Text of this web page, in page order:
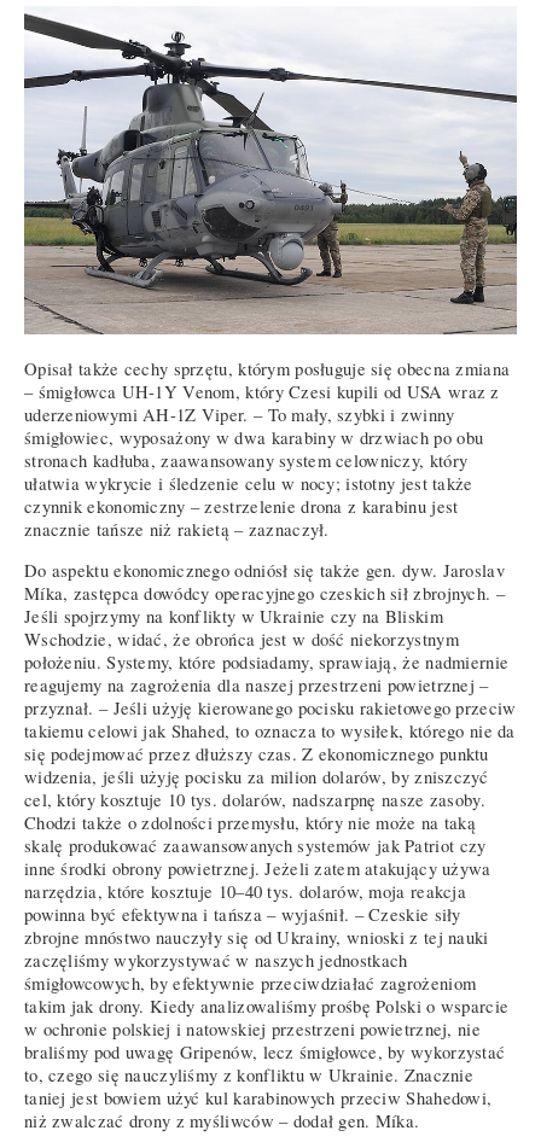
Opisał także cechy sprzętu, którym posługuje się obecna zmiana
– śmigłowca UH-1Y Venom, który Czesi kupili od USA wraz z
uderzeniowymi AH-1Z Viper. – To mały, szybki i zwinny
śmigłowiec, wyposażony w dwa karabiny w drzwiach po obu
stronach kadłuba, zaawansowany system celowniczy, który
ułatwia wykrycie i śledzenie celu w nocy; istotny jest także
czynnik ekonomiczny – zestrzelenie drona z karabinu jest
znacznie tańsze niż rakietą – zaznaczył.
Do aspektu ekonomicznego odniósł się także gen. dyw. Jaroslav
Míka, zastępca dowódcy operacyjnego czeskich sił zbrojnych. –
Jeśli spojrzymy na konflikty w Ukrainie czy na Bliskim
Wschodzie, widać, że obrońca jest w dość niekorzystnym
położeniu. Systemy, które podsiadamy, sprawiają, że nadmiernie
reagujemy na zagrożenia dla naszej przestrzeni powietrznej –
przyznał. – Jeśli użyję kierowanego pocisku rakietowego przeciw
takiemu celowi jak Shahed, to oznacza to wysiłek, którego nie da
się podejmować przez dłuższy czas. Z ekonomicznego punktu
widzenia, jeśli użyję pocisku za milion dolarów, by zniszczyć
cel, który kosztuje 10 tys. dolarów, nadszarpnę nasze zasoby.
Chodzi także o zdolności przemysłu, który nie może na taką
skalę produkować zaawansowanych systemów jak Patriot czy
inne środki obrony powietrznej. Jeżeli zatem atakujący używa
narzędzia, które kosztuje 10–40 tys. dolarów, moja reakcja
powinna być efektywna i tańsza – wyjaśnił. – Czeskie siły
zbrojne mnóstwo nauczyły się od Ukrainy, wnioski z tej nauki
zaczęliśmy wykorzystywać w naszych jednostkach
śmigłowcowych, by efektywnie przeciwdziałać zagrożeniom
takim jak drony. Kiedy analizowaliśmy prośbę Polski o wsparcie
w ochronie polskiej i natowskiej przestrzeni powietrznej, nie
braliśmy pod uwagę Gripenów, lecz śmigłowce, by wykorzystać
to, czego się nauczyliśmy z konfliktu w Ukrainie. Znacznie
taniej jest bowiem użyć kul karabinowych przeciw Shahedowi,
niż zwalczać drony z myśliwców – dodał gen. Míka.